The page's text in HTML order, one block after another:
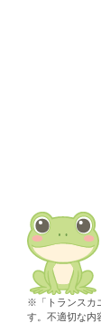
※「トランスカ
す。不適切な内